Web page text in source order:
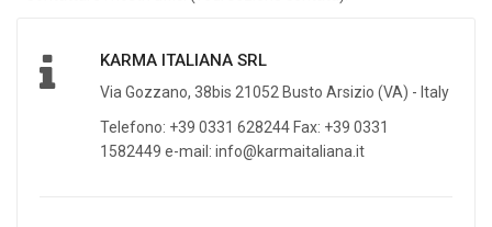
KARMA ITALIANA SRL
Via Gozzano, 38bis 21052 Busto Arsizio (VA) - Italy
Telefono: +39 0331 628244 Fax: +39 0331
1582449 e-mail: info@karmaitaliana.it